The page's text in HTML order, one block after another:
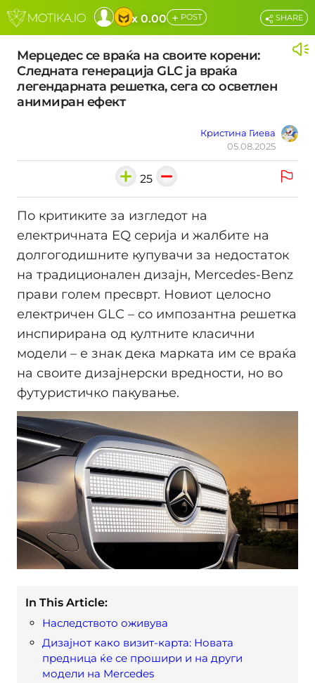
x 0.00 + POST
Мерцедес се враќа на своите корени:
Следната генерација GLC ја враќа
легендарната решетка, сега со осветлен
анимиран ефект
Кристина Гиева
05.08.2025
SHARE
25
По критиките за изгледот на
електричната EQ серија и жалбите на
долгогодишните купувачи за недостаток
на традиционален дизајн, Mercedes-Benz
прави голем пресврт. Новиот целосно
електричен GLC – со импозантна решетка
инспирирана од култните класични
модели – е знак дека марката им се враќа
на своите дизајнерски вредности, но во
футуристичко пакување.
In This Article:
Наследството оживува
Дизајнот како визит-карта: Новата
предница ќе се прошири и на други
модели на Mercedes